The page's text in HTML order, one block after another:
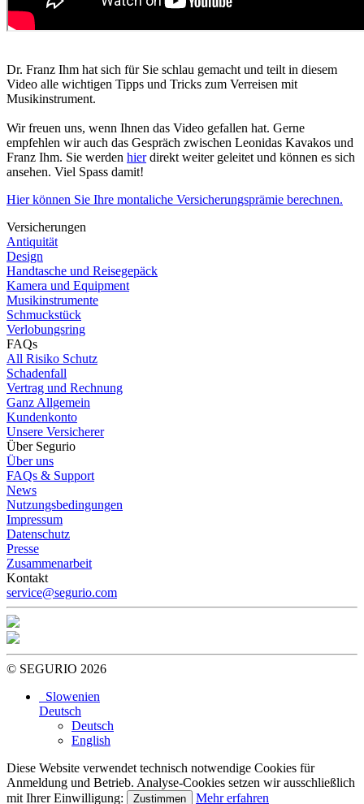
Dr. Franz Ihm hat sich für Sie schlau gemacht und teilt in diesem
Video alle wichtigen Tipps und Tricks zum Verreisen mit
Musikinstrument.
Wir freuen uns, wenn Ihnen das Video gefallen hat. Gerne
empfehlen wir auch das Gespräch zwischen Leonidas Kavakos und
Franz Ihm. Sie werden hierdirekt weiter geleitet und können es sich
ansehen. Viel Spass damit!
Hier können Sie Ihre montaliche Versicherungsprämie berechnen.
Versicherungen
Antiquität
Design
Handtasche und Reisegepäck
Kamera und Equipment
Musikinstrumente
Schmuckstück
Verlobungsring
FAQs
All Risiko Schutz
Schadenfall
Vertrag und Rechnung
Ganz Allgemein
Kundenkonto
Unsere Versicherer
Über Segurio
Über uns
FAQs & Support
News
Nutzungsbedingungen
Impressum
Datenschutz
Presse
Zusammenarbeit
Kontakt
service@segurio.com
© SEGURIO 2026
Slowenien
Deutsch
Deutsch
English
Diese Website verwendet technisch notwendige Cookies für
Anmeldung und Betrieb. Analyse-Cookies setzen wir ausschließlich
mit Ihrer Einwilligung:
Zustimmen Mehr erfahren